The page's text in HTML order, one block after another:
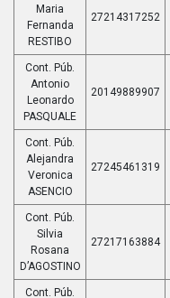
Maria
Fernanda
RESTIBO
27214317252
Cont. Púb.
Antonio
Leonardo
PASQUALE
20149889907
Cont. Púb.
Alejandra
Veronica
ASENCIO
27245461319
Cont. Púb.
Silvia
Rosana
D’AGOSTINO
27217163884
Cont. Púb.